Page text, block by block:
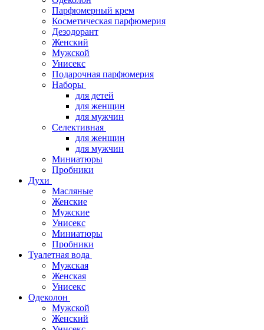
Парфюмерный крем
Косметическая парфюмерия
Дезодорант
Женский
Мужской
Унисекс
Подарочная парфюмерия
Наборы
для детей
для женщин
для мужчин
Селективная
для женщин
для мужчин
Миниатюры
Пробники
Духи
Масляные
Женские
Мужские
Унисекс
Миниатюры
Пробники
Туалетная вода
Мужская
Женская
Унисекс
Одеколон
Мужской
Женский